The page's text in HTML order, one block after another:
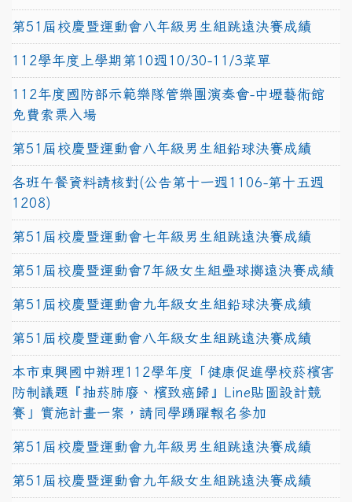
第51屆校慶暨運動會八年級男生組跳遠決賽成績
112學年度上學期第10週10/30-11/3菜單
112年度國防部示範樂隊管樂團演奏會-中壢藝術館
免費索票入場
第51屆校慶暨運動會八年級男生組鉛球決賽成績
各班午餐資料請核對(公告第十一週1106-第十五週
1208)
第51屆校慶暨運動會七年級男生組跳遠決賽成績
第51屆校慶暨運動會7年級女生組壘球擲遠決賽成績
第51屆校慶暨運動會九年級女生組鉛球決賽成績
第51屆校慶暨運動會八年級女生組跳遠決賽成績
本市東興國中辦理112學年度「健康促進學校菸檳害
防制議題『抽菸肺廢、檳致癌歸』Line貼圖設計競
賽」實施計畫一案，請同學踴躍報名參加
第51屆校慶暨運動會九年級男生組跳遠決賽成績
第51屆校慶暨運動會九年級女生組跳遠決賽成績